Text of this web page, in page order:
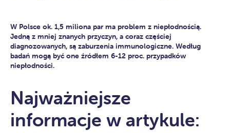
W Polsce ok. 1,5 miliona par ma problem z niepłodnością.
Jedną z mniej znanych przyczyn, a coraz częściej
diagnozowanych, są zaburzenia immunologiczne. Według
badań mogą być one źródłem 6-12 proc. przypadków
niepłodności.
Najważniejsze
informacje w artykule: